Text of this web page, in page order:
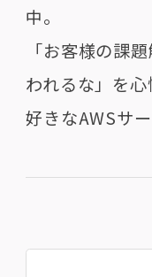
中。
「お客様の課
われるな」を心
好きなAWSサ